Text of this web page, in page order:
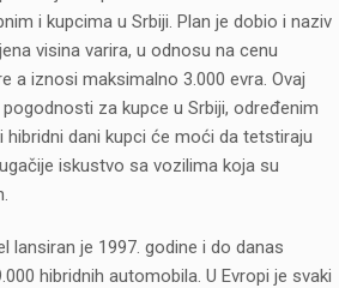
i kupcima u Srbiji. Plan je dobio i naziv
visina varira, u odnosu na cenu
a iznosi maksimalno 3.000 evra. Ovaj
za kupce u Srbiji, određenim
hibridni dani kupci će moći da tetstiraju
iskustvo sa vozilima koja su
lansiran je 1997. godine i do danas
hibridnih automobila. U Evropi je svaki